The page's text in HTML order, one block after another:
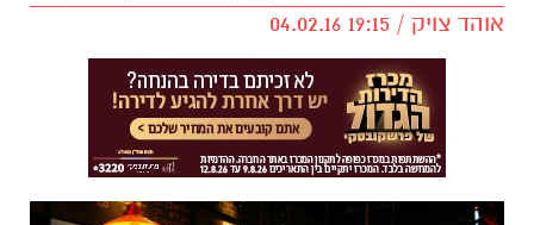
אוהד צויק / 19:15 04.02.16